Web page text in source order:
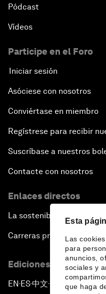
Esta
Las
para
anuncios,
sociales y
que haga
Pódcast
Vídeos
Participe en el Foro
Iniciar sesión
Asóciese con nosotros
Conviértase en miembro
Regístrese para recibir
Suscríbase a nuestros
Contacte con nosotros
Enlaces directos
La sostenibilidad en el Foro
Carreras profesionales
Ediciones en otros
EN ▪ES▪中文▪ 日本語